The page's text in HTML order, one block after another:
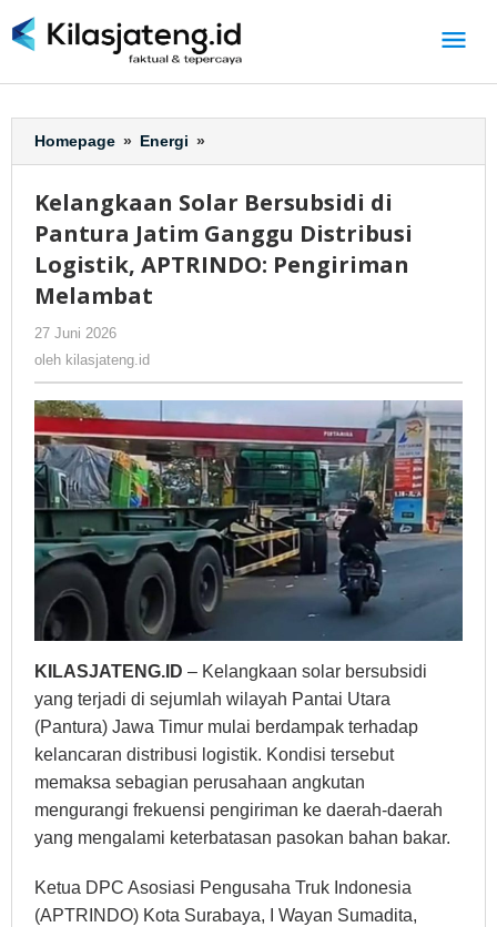
ke
Homepage » Energi »
Solar
di
Pantura
Jatim
Melambat
Kelangkaan Solar Bersubsidi di
Pantura Jatim Ganggu Distribusi
Logistik, APTRINDO: Pengiriman
Melambat
27 Juni 2026
kilasjateng.id
oleh kilasjateng.id
KILASJATENG.ID – Kelangkaan solar bersubsidi
yang terjadi di sejumlah wilayah Pantai Utara
(Pantura) Jawa Timur mulai berdampak terhadap
kelancaran distribusi logistik. Kondisi tersebut
memaksa sebagian perusahaan angkutan
mengurangi frekuensi pengiriman ke daerah-daerah
yang mengalami keterbatasan pasokan bahan bakar.
Ketua DPC Asosiasi Pengusaha Truk Indonesia
(APTRINDO) Kota Surabaya, I Wayan Sumadita,